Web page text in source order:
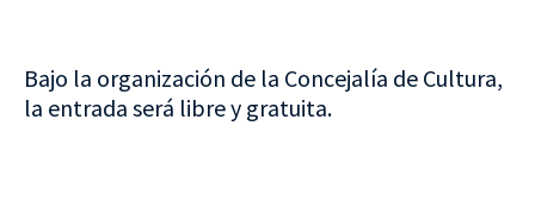
Bajo la organización de la Concejalía de Cultura,
la entrada será libre y gratuita.